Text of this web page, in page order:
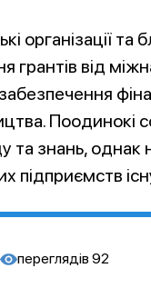
організації та
від
Поодинокі
та знань,
підприємств
переглядів 92